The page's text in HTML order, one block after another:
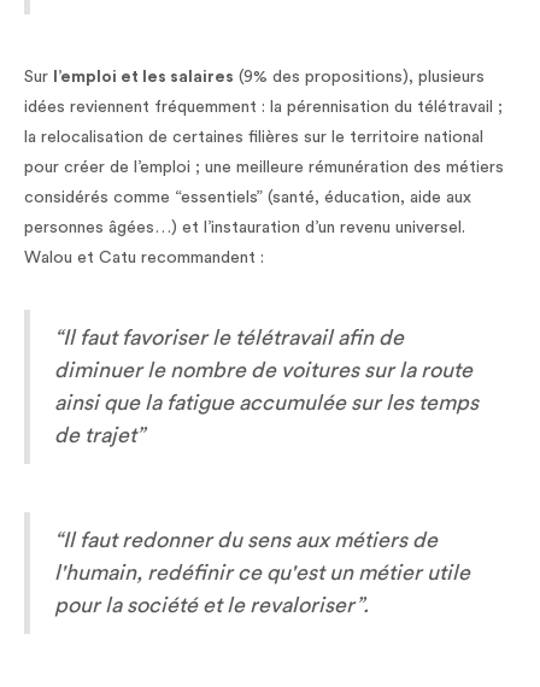
Sur l’emploi et les salaires (9% des propositions), plusieurs
idées reviennent fréquemment : la pérennisation du télétravail ;
la relocalisation de certaines filières sur le territoire national
pour créer de l’emploi ; une meilleure rémunération des métiers
considérés comme “essentiels” (santé, éducation, aide aux
personnes âgées…) et l’instauration d’un revenu universel.
Walou et Catu recommandent :
“Il faut favoriser le télétravail afin de
diminuer le nombre de voitures sur la route
ainsi que la fatigue accumulée sur les temps
de trajet”
“Il faut redonner du sens aux métiers de
l'humain, redéfinir ce qu'est un métier utile
pour la société et le revaloriser”.